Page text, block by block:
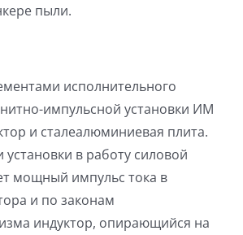
пыли.
исполнительного
импульсной установки ИМ
и сталеалюминиевая плита.
в работу силовой
мощный импульс тока в
и по законам
индуктор, опирающийся на